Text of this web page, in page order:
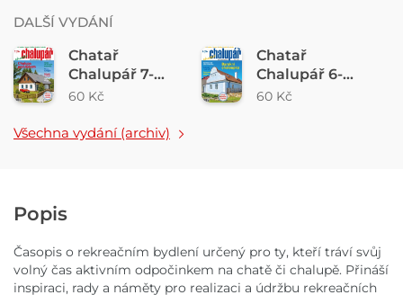
DALŠÍ VYDÁNÍ
Chatař
Chalupář 7-
2026
60 Kč
Chatař
Chalupář 6-
2026
60 Kč
Všechna vydání (archiv)
Popis
Časopis o rekreačním bydlení určený pro ty, kteří tráví svůj
volný čas aktivním odpočinkem na chatě či chalupě. Přináší
inspiraci, rady a náměty pro realizaci a údržbu rekreačních